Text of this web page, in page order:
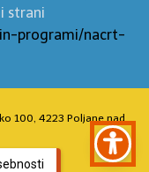
strani
programi/nacrt-
100, 4223 Poljane nad